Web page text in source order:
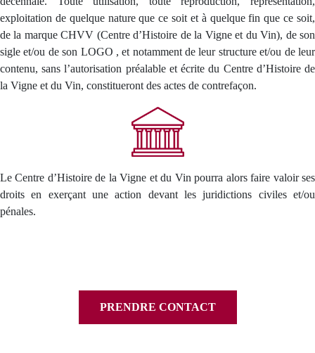
exploitation de quelque nature que ce soit et à quelque fin que ce soit,
de la marque CHVV (Centre d’Histoire de la Vigne et du Vin), de son
sigle et/ou de son LOGO , et notamment de leur structure et/ou de leur
contenu, sans l’autorisation préalable et écrite du Centre d’Histoire de
la Vigne et du Vin, constitueront des actes de contrefaçon.
Le Centre d’Histoire de la Vigne et du Vin pourra alors faire valoir ses
droits en exerçant une action devant les juridictions civiles et/ou
pénales.
PRENDRE CONTACT